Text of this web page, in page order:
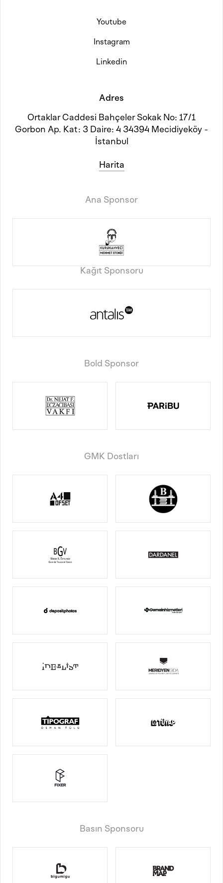
Youtube
Instagram
Linkedin
Adres
Ortaklar Caddesi Bahçeler Sokak No: 17/1
Gorbon Ap. Kat: 3 Daire: 4 34394 Mecidiyeköy -
İstanbul
Harita
Ana Sponsor
Kağıt Sponsoru
Bold Sponsor
GMK Dostları
Basın Sponsoru